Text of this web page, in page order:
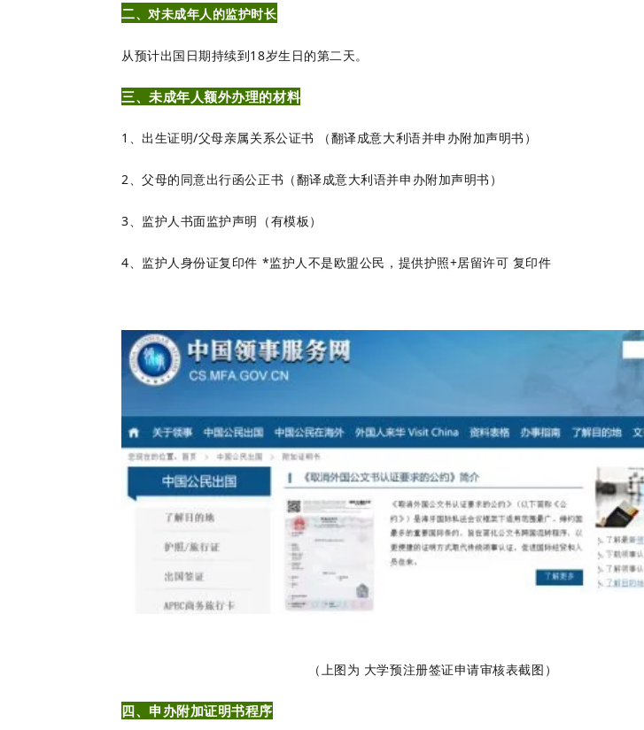
二、对未成年人的监护时长
从预计出国日期持续到18岁生日的第二天。
三、未成年人额外办理的材料
1、出生证明/父母亲属关系公证书 （翻译成意大利语并申办附加声明书）
2、父母的同意出行函公正书（翻译成意大利语并申办附加声明书）
3、监护人书面监护声明（有模板）
4、监护人身份证复印件 *监护人不是欧盟公民，提供护照+居留许可 复印件
（上图为 大学预注册签证申请审核表截图）
四、申办附加证明书程序